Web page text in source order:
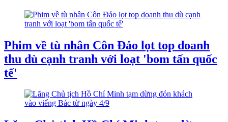
Phim về tù nhân Côn Đảo lọt top doanh
thu dù cạnh tranh với loạt 'bom tấn quốc
tế'